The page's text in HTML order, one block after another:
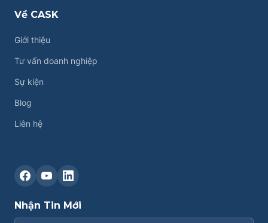
Về CASK
Giới thiệu
Tư vấn doanh nghiệp
Sự kiện
Blog
Liên hệ
Nhận Tin Mới